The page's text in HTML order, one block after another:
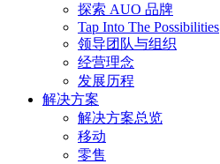
探索 AUO 品牌
Tap Into The Possibilities
领导团队与组织
经营理念
发展历程
解决方案
解决方案总览
移动
零售